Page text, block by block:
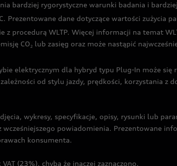
bardziej rygorystyczne warunki badania i
dane dotyczące wartości zużycia
procedurą WLTP. Więcej informacji na temat
CO 2 lub zasięg oraz może nastąpić
elektrycznym dla hybryd typu Plug-In może
od stylu jazdy, prędkości, korzystania
wykresy, specyfikacje, opisy, rysunki lub
wcześniejszego powiadomienia. Prezentowane
konsumenta.
(23%), chyba że inaczej zaznaczono.